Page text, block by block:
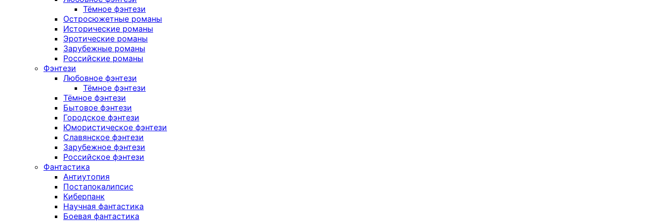
Тёмное фэнтези
Остросюжетные романы
Исторические романы
Эротические романы
Зарубежные романы
Российские романы
Фэнтези
Любовное фэнтези
Тёмное фэнтези
Тёмное фэнтези
Бытовое фэнтези
Городское фэнтези
Юмористическое фэнтези
Славянское фэнтези
Зарубежное фэнтези
Российское фэнтези
Фантастика
Антиутопия
Постапокалипсис
Киберпанк
Научная фантастика
Боевая фантастика